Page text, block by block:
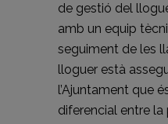
de gestió del
amb un equip
seguiment de les
lloguer està
l’Ajuntament que
diferencial entre